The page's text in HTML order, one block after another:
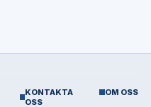
KONTAKTA
OSS
OM OSS